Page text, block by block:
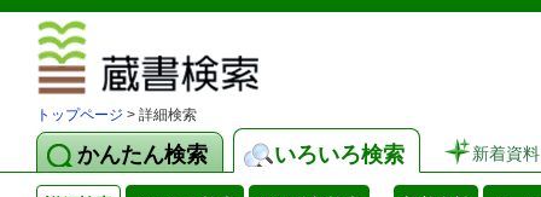
トップページ > 詳細検索
かんたん検索 いろいろ検索 新着資料